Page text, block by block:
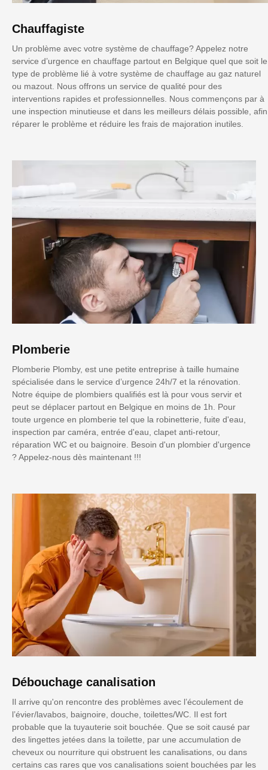
Chauffagiste
Un problème avec votre système de chauffage? Appelez notre
service d’urgence en chauffage partout en Belgique quel que soit le
type de problème lié à votre système de chauffage au gaz naturel
ou mazout. Nous offrons un service de qualité pour des
interventions rapides et professionnelles. Nous commençons par à
une inspection minutieuse et dans les meilleurs délais possible, afin
réparer le problème et réduire les frais de majoration inutiles.
Plomberie
Plomberie Plomby, est une petite entreprise à taille humaine
spécialisée dans le service d’urgence 24h/7 et la rénovation.
Notre équipe de plombiers qualifiés est là pour vous servir et
peut se déplacer partout en Belgique en moins de 1h. Pour
toute urgence en plomberie tel que la robinetterie, fuite d'eau,
inspection par caméra, entrée d'eau, clapet anti-retour,
réparation WC et ou baignoire. Besoin d'un plombier d'urgence
? Appelez-nous dès maintenant !!!
Débouchage canalisation
Il arrive qu'on rencontre des problèmes avec l’écoulement de
l’évier/lavabos, baignoire, douche, toilettes/WC. Il est fort
probable que la tuyauterie soit bouchée. Que se soit causé par
des lingettes jetées dans la toilette, par une accumulation de
cheveux ou nourriture qui obstruent les canalisations, ou dans
certains cas rares que vos canalisations soient bouchées par les